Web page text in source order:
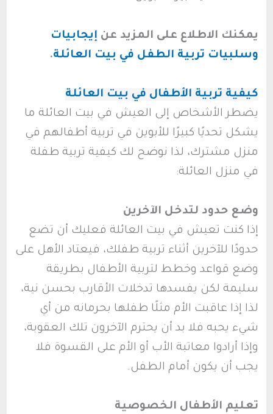
يمكنك الاطلاع على المزيد عن إيجابيات
وسلبيات تربية الطفل في بيت العائلة.
كيفية تربية الأطفال في بيت العائلة
يضطر الأشخاص إلى العيش في بيت العائلة ما
يشكل تحديًا كبيرًا للأبوين في تربية أطفالهم في
منزل مشترك، لذا نوضح لك كيفية تربية طفلة
في منزل العائلة:
وضع حدود لتدخل الآخرين
إذا كنت تعيش في بيت العائلة فعليك أن تضع
حدودًا للآخرين أثناء تربية طفلك، فيعتاد الأهل على
وضع قواعد وخطط لتربية الأطفال بطريقة
سليمة لكن يفسدها تدخلات الأقارب بحسن نية،
لذا إذا عاقبت الأم مثلًا طفلها بحرمانه من أي
شيء يحبه فلا بد أن يحترم الآخرون تلك العقوبة،
وإذا أرادوا معاتبة الأب أو الأم على القسوة فلا
يجب أن يكون أمام الطفل.
تعليم الأطفال الخصوصية